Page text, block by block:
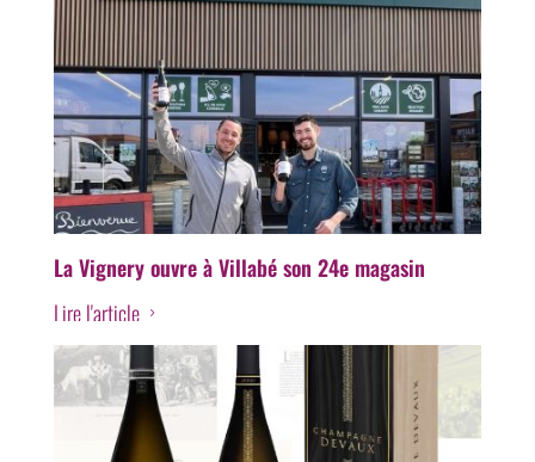
La Vignery ouvre à Villabé son 24e magasin
Lire l'article
5